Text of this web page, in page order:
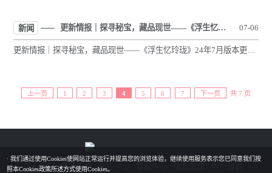
新闻 07-06
更新情报｜探寻秘宝，藏品现世——《浮生忆玲珑》24年7月版本更新前瞻
更新情报｜探寻秘宝，藏品现世——《浮生忆玲珑》24年7月版本更新前瞻
上一页 1 2 3 4 5 6 7 下一页 共 7 页
关于我们 商务合作 账号中心
· 我们通过使用Cookies使网站正常运行并提高您的浏览体验，继续使用服务表示您已同意我们按
照本Cookies政策所述方式使用Cookies。